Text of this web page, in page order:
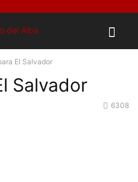
El Salvador
Salvador
6308